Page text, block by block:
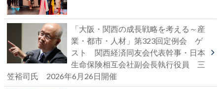
「大阪・関西の成長戦略を考える～産
業・都市・人材」第323回定例会 ゲ
スト 関西経済同友会代表幹事・日本
生命保険相互会社副会長執行役員 三
笠裕司氏 2026年6月26日開催